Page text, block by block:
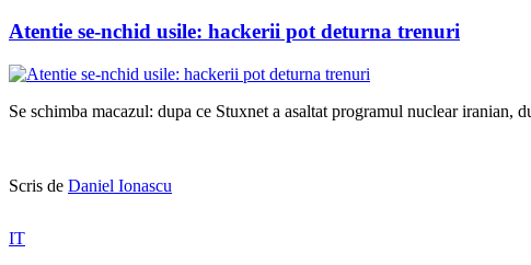
Atentie se-nchid usile: hackerii pot deturna trenuri
Se schimba macazul: dupa ce Stuxnet a asaltat programul nuclear
Scris de Daniel Ionascu
IT